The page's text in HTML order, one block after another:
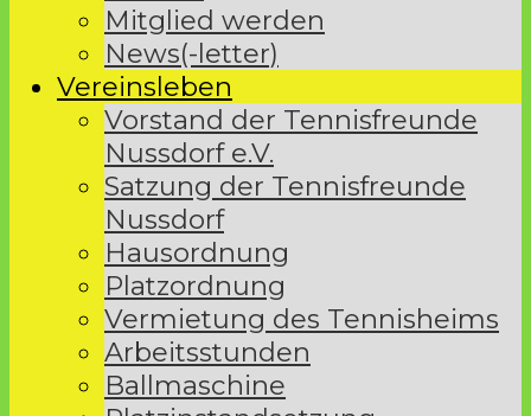
Mitglied werden
News(-letter)
Vereinsleben
Vorstand der Tennisfreunde
Nussdorf e.V.
Satzung der Tennisfreunde
Nussdorf
Hausordnung
Platzordnung
Vermietung des Tennisheims
Arbeitsstunden
Ballmaschine